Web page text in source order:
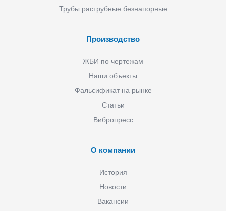
Трубы раструбные безнапорные
Производство
ЖБИ по чертежам
Наши объекты
Фальсификат на рынке
Статьи
Вибропресс
О компании
История
Новости
Вакансии